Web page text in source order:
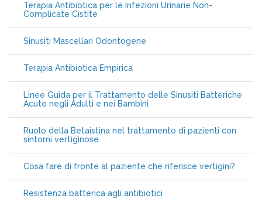
Terapia Antibiotica per le Infezioni Urinarie Non-
Complicate Cistite
Sinusiti Mascellari Odontogene
Terapia Antibiotica Empirica
Linee Guida per il Trattamento delle Sinusiti Batteriche
Acute negli Adulti e nei Bambini
Ruolo della Betaistina nel trattamento di pazienti con
sintomi vertiginose
Cosa fare di fronte al paziente che riferisce vertigini?
Resistenza batterica agli antibiotici